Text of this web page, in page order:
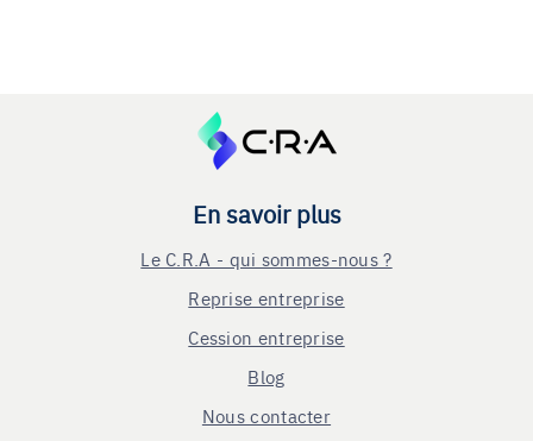
En savoir plus
Le C.R.A - qui sommes-nous ?
Reprise entreprise
Cession entreprise
Blog
Nous contacter